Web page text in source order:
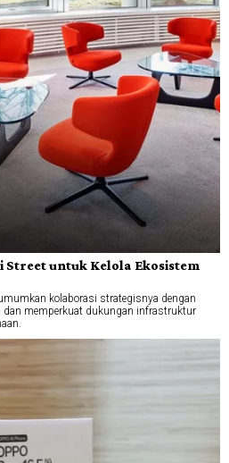
Street untuk Kelola Ekosistem
kolaborasi strategisnya dengan
dan memperkuat dukungan infrastruktur